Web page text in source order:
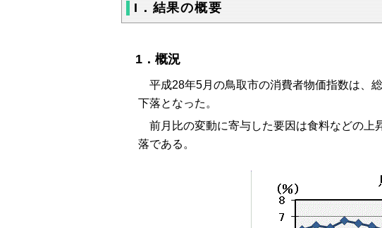
I．結果の概要
1．概況
平成28年5月の鳥取市の消費者物価指数は、
下落となった。
前月比の変動に寄与した要因は食料などの上
落である。